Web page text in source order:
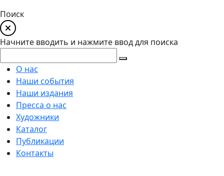
Поиск
Начните вводить и нажмите ввод для поиска
О нас
Наши события
Наши издания
Пресса о нас
Художники
Каталог
Публикации
Контакты